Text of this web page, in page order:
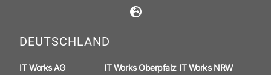
DEUTSCHLAND
IT Works AG
IT Works Oberpfalz IT Works NRW